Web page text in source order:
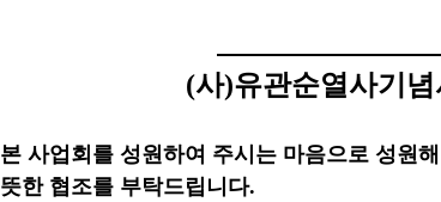
(사)유관순열사기념
본 사업회를 성원하여 주시는 마음으로 성
뜻한 협조를 부탁드립니다.